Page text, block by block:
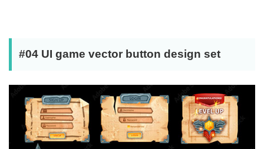
#04 UI game vector button design set